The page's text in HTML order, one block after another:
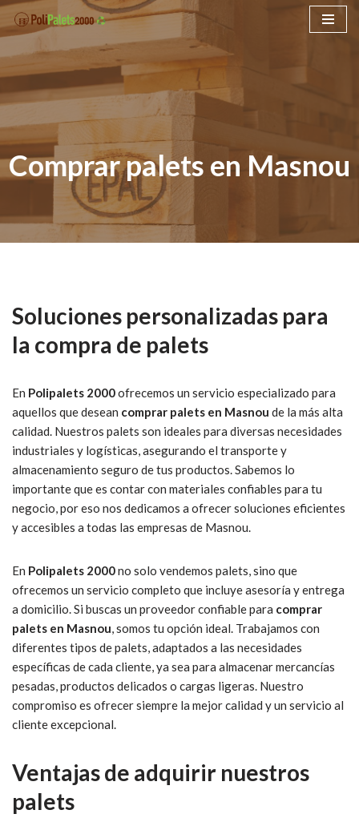
al
Comprar palets en Masnou
Soluciones personalizadas para
la compra de palets
En Polipalets 2000ofrecemos un servicio especializado para
aquellos que desean comprar palets en Masnou de la más alta
calidad. Nuestros palets son ideales para diversas necesidades
industriales y logísticas, asegurando el transporte y
almacenamiento seguro de tus productos. Sabemos lo
importante que es contar con materiales confiables para tu
negocio, por eso nos dedicamos a ofrecer soluciones eficientes
y accesibles a todas las empresas de Masnou.
En Polipalets 2000no solo vendemos palets, sino que
ofrecemos un servicio completo que incluye asesoría y entrega
a domicilio. Si buscas un proveedor confiable para comprar
palets en Masnou , somos tu opción ideal. Trabajamos con
diferentes tipos de palets, adaptados a las necesidades
específicas de cada cliente, ya sea para almacenar mercancías
pesadas, productos delicados o cargas ligeras. Nuestro
compromiso es ofrecer siempre la mejor calidad y un servicio al
cliente excepcional.
Ventajas de adquirir nuestros
palets